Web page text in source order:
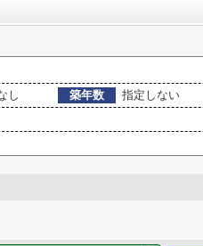
し 築年数
指定しない